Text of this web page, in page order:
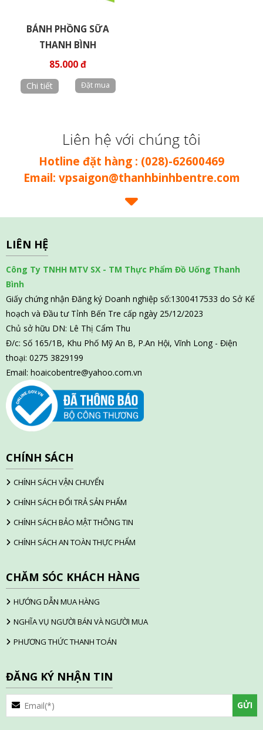
BÁNH PHỒNG SỮA
THANH BÌNH
85.000 đ
Chi tiết
Liên hệ với chúng tôi
Hotline đặt hàng : (028)-62600469
Email: vpsaigon@thanhbinhbentre.com
LIÊN HỆ
Công Ty TNHH MTV SX - TM Thực Phẩm Đồ Uống Thanh
Bình
Giấy chứng nhận Đăng ký Doanh nghiệp số:1300417533 do Sở Kế
hoạch và Đầu tư Tỉnh Bến Tre cấp ngày 25/12/2023
Chủ sở hữu DN: Lê Thị Cẩm Thu
Đ/c: Số 165/1B, Khu Phố Mỹ An B, P.An Hội, Vĩnh Long - Điện
thoại: 0275 3829199
Email: hoaicobentre@yahoo.com.vn
CHÍNH SÁCH
CHÍNH SÁCH VẬN CHUYỂN
CHÍNH SÁCH ĐỔI TRẢ SẢN PHẨM
CHÍNH SÁCH BẢO MẬT THÔNG TIN
CHÍNH SÁCH AN TOÀN THỰC PHẨM
CHĂM SÓC KHÁCH HÀNG
HƯỚNG DẪN MUA HÀNG
NGHĨA VỤ NGƯỜI BÁN VÀ NGƯỜI MUA
PHƯƠNG THỨC THANH TOÁN
ĐĂNG KÝ NHẬN TIN